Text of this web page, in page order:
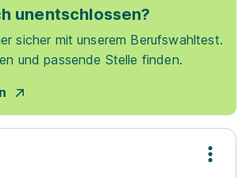
unentschlossen?
sicher mit unserem Berufswahltest.
und passende Stelle finden.